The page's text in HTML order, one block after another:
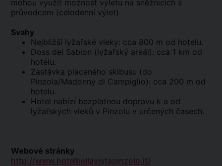
mohou využít možnost výletu na sněžnicích s
průvodcem (celodenní výlet).
Svahy
Nejbližší lyžařské vleky: cca 800 m od hotelu.
Doss del Sabion (lyžařský areál): cca 1 km od
hotelu.
Zastávka placeného skibusu (do
Pinzola/Madonny di Campiglio): cca 200 m od
hotelu.
Hotel nabízí bezplatnou dopravu k a od
lyžařských vleků v Pinzolu v určených časech.
Webové stránky
http://www.hotelbellavistapinzolo.it/